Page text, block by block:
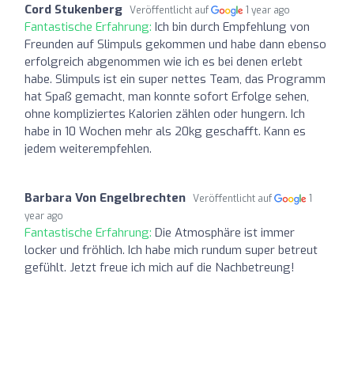
Cord Stukenberg Veröffentlicht auf 1 year ago
Fantastische Erfahrung: Ich bin durch Empfehlung von
Freunden auf Slimpuls gekommen und habe dann ebenso
erfolgreich abgenommen wie ich es bei denen erlebt
habe. Slimpuls ist ein super nettes Team, das Programm
hat Spaß gemacht, man konnte sofort Erfolge sehen,
ohne kompliziertes Kalorien zählen oder hungern. Ich
habe in 10 Wochen mehr als 20kg geschafft. Kann es
jedem weiterempfehlen.
Barbara Von Engelbrechten Veröffentlicht auf
1
year ago
Fantastische Erfahrung: Die Atmosphäre ist immer
locker und fröhlich. Ich habe mich rundum super betreut
gefühlt. Jetzt freue ich mich auf die Nachbetreung!